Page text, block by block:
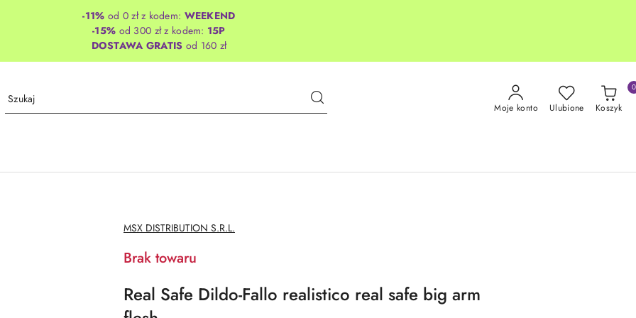
-11% od 0 zł z kodem: WEEKEND
-15% od 300 zł z kodem: 15P
DOSTAWA GRATIS od 160 zł
Moje konto Ulubione Koszyk
0
NAZWA
PRODUCENTA:
MSX DISTRIBUTION S.R.L.
Brak towaru
Real Safe Dildo-Fallo realistico real safe big arm